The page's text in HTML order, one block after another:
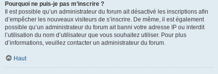
Pourquoi ne puis-je pas m’inscrire ?
Il est possible qu’un administrateur du forum ait désactivé les inscriptions afin
d’empêcher les nouveaux visiteurs de s’inscrire. De même, il est également
possible qu’un administrateur du forum ait banni votre adresse IP ou interdit
l’utilisation du nom d’utilisateur que vous souhaitez utiliser. Pour plus
d’informations, veuillez contacter un administrateur du forum.
Haut